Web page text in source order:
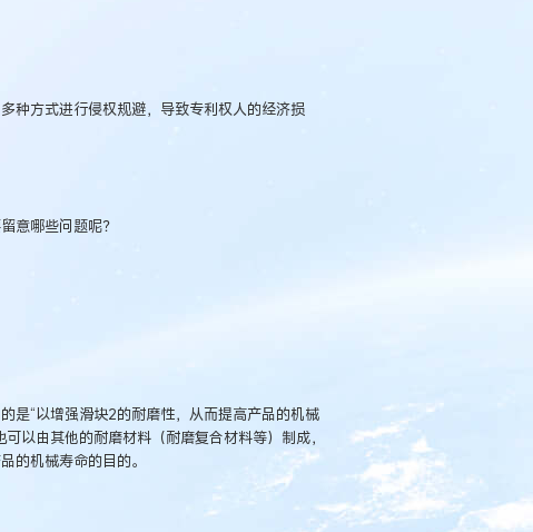
种方式进行侵权规避，导致专利权人的经济损
意哪些问题呢？
是“以增强滑块2的耐磨性，从而提高产品的机械
以由其他的耐磨材料（耐磨复合材料等）制成，
的机械寿命的目的。